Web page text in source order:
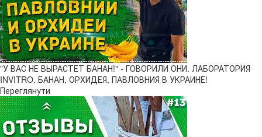
"У ВАС НЕ ВЫРАСТЕТ БАНАН!" - ГОВОРИЛИ ОНИ. ЛАБОРАТОРИЯ
INVITRO. БАНАН, ОРХИДЕЯ, ПАВЛОВНИЯ В УКРАИНЕ!
Переглянути